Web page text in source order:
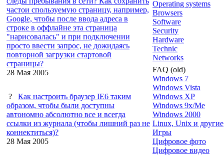
частои спользуемую страницу, например,
Google, чтобы после ввода адреса в
строке в оффлайне эта страница
"нарисовалась" и при подключении
просто ввести запрос, не дожидаясь
повторной загрузки стартовой
страницы?
28 Мая 2005
?
Как настроить браузер IE6 таким
образом, чтобы были доступны
автономно абсолютно все и всегда
ссылки из журнала (чтобы лишний раз не
коннектиться)?
28 Мая 2005
Operating systems
Browsers
Software
Security
Hardware
Technic
Networks
FAQ (old)
Windows 7
Windows Vista
Windows XP
Windows 9x/Me
Windows 2000
Linux, Unix и другие
Игры
Цифровое фото
Цифровое видео